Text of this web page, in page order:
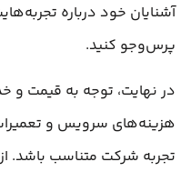
آشنایان خود درباره
پرس‌وجو کنید.
در نهایت، توجه به قیمت و
هزینه‌های سرویس و
تجربه شرکت متناسب باشد.